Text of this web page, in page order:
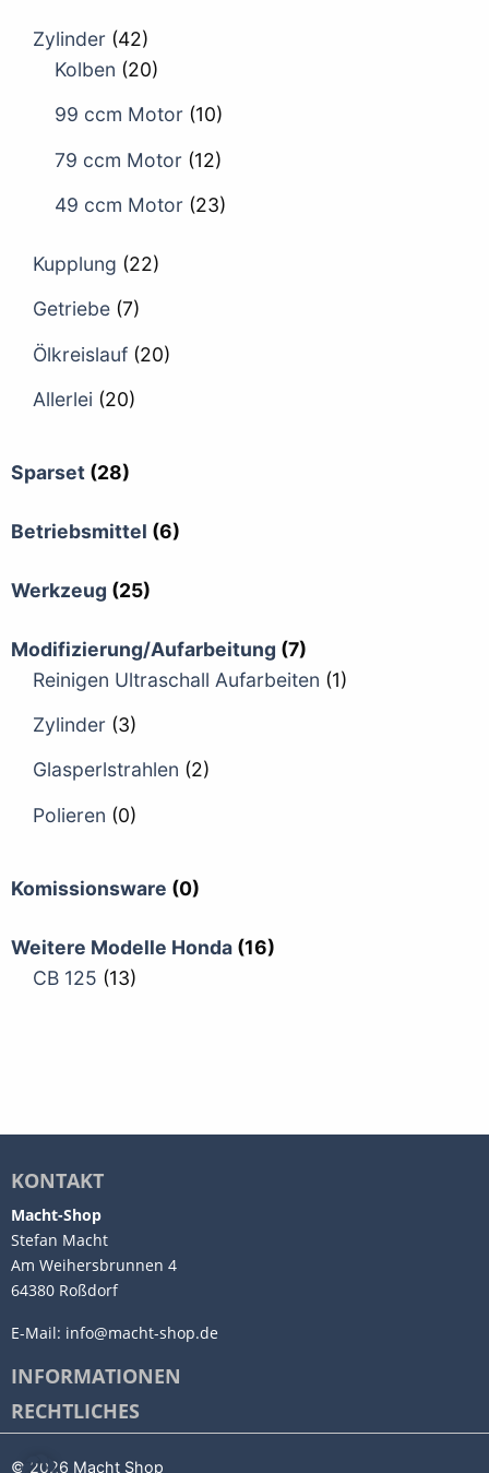
Zylinder (42)
Kolben (20)
99 ccm Motor (10)
79 ccm Motor (12)
49 ccm Motor (23)
Kupplung (22)
Getriebe (7)
Ölkreislauf (20)
Allerlei (20)
Sparset (28)
Betriebsmittel (6)
Werkzeug (25)
Modifizierung/Aufarbeitung (7)
Reinigen Ultraschall Aufarbeiten (1)
Zylinder (3)
Glasperlstrahlen (2)
Polieren (0)
Komissionsware (0)
Weitere Modelle Honda (16)
CB 125 (13)
KONTAKT
Macht-Shop
Stefan Macht
Am Weihersbrunnen 4
64380 Roßdorf
E-Mail: info@macht-shop.de
INFORMATIONEN
RECHTLICHES
© 2026 Macht Shop